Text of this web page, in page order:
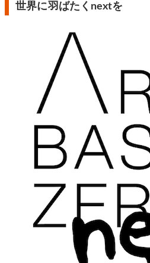
世界に羽ばたくnextを